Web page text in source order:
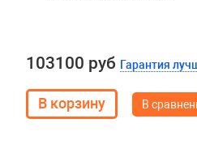
103100 руб Гарантия
В